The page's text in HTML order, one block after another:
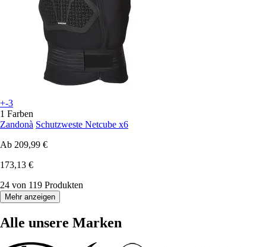
+-3
1 Farben
Zandonà Schutzweste Netcube x6
Ab 209,99 €
173,13 €
24 von 119 Produkten
Mehr anzeigen
Alle unsere Marken